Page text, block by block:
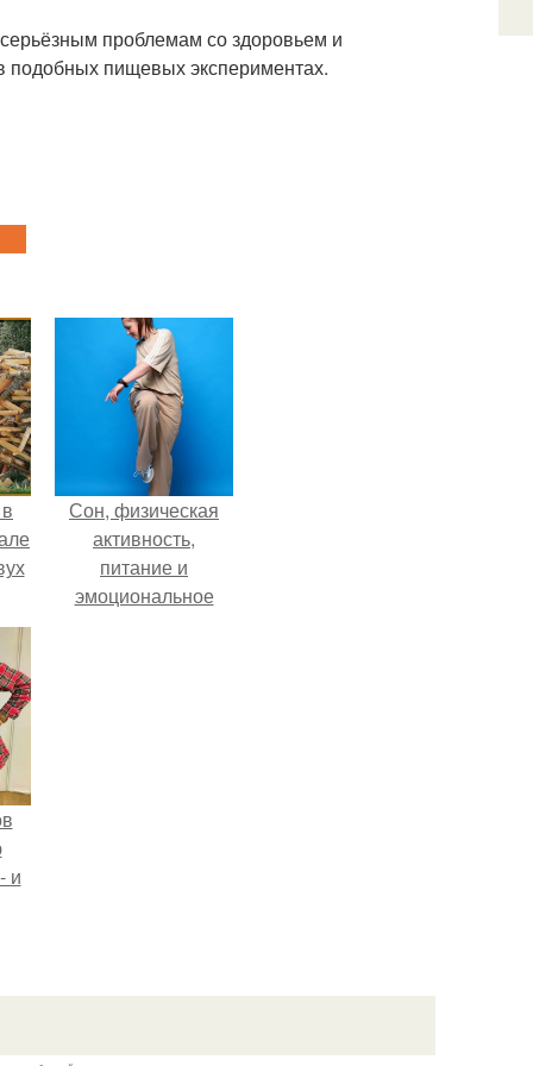
проблемам со здоровьем и
подобных пищевых экспериментах.
Сон, физическая
активность,
питание и
эмоциональное
и